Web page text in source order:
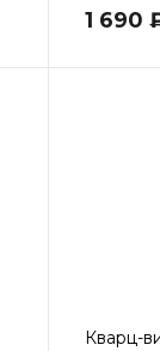
1 690
Кварц-